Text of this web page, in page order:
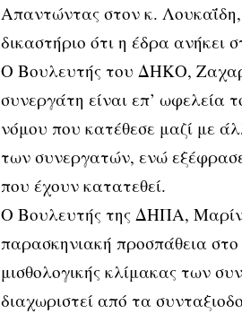
Απαντώντας στον κ. Λουκαΐδη,
δικαστήριο ότι η έδρα ανήκει
Ο Βουλευτής του ΔΗΚΟ,
συνεργάτη είναι επ’ ωφελεία
νόμου που κατέθεσε μαζί με
των συνεργατών, ενώ
που έχουν κατατεθεί.
Ο Βουλευτής της ΔΗΠΑ,
παρασκηνιακή προσπάθεια
μισθολογικής κλίμακας των
διαχωριστεί από τα